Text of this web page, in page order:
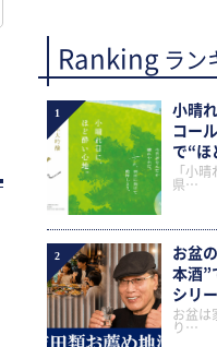
Ranking ラン
1
小晴
コー
で“
「小
県…
2
お盆
本酒”
シリ
お盆は
り…